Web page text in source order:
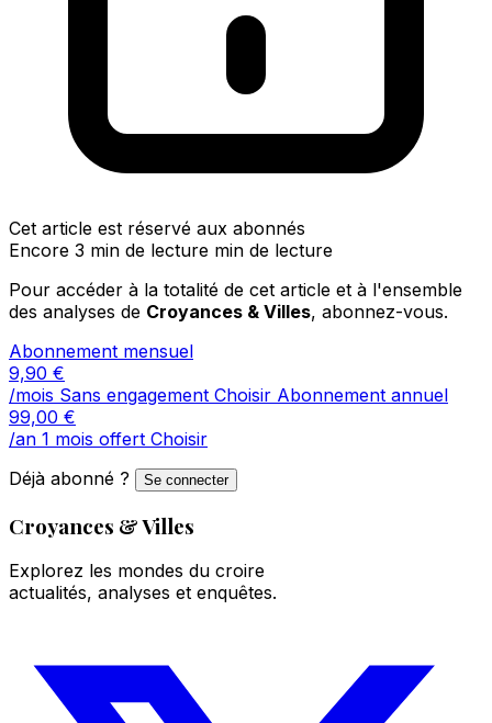
Cet article est réservé aux abonnés
Encore 3 min de lecture min de lecture
Pour accéder à la totalité de cet article et à l'ensemble
des analyses de Croyances & Villes, abonnez-vous.
Abonnement mensuel
9,90 €
/mois Sans engagement Choisir Abonnement annuel
99,00 €
/an 1 mois offert Choisir
Déjà abonné ?
Se connecter
Croyances & Villes
Explorez les mondes du croire
actualités, analyses et enquêtes.